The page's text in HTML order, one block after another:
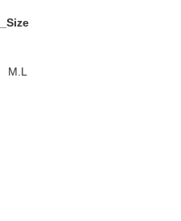
_Size
M.L